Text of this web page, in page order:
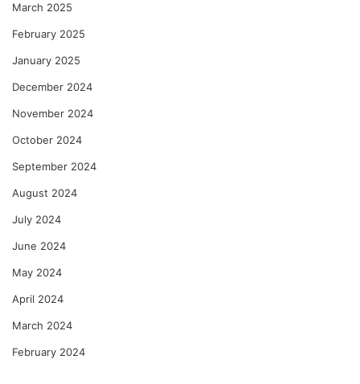
March 2025
February 2025
January 2025
December 2024
November 2024
October 2024
September 2024
August 2024
July 2024
June 2024
May 2024
April 2024
March 2024
February 2024